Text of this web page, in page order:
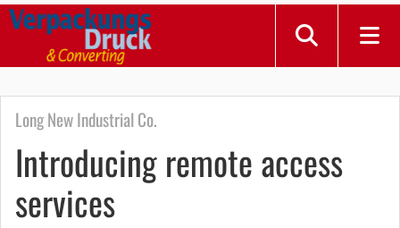
Long New Industrial Co.
Introducing remote access
services